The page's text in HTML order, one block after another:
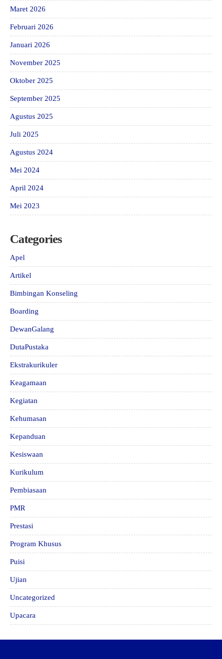
Maret 2026
Februari 2026
Januari 2026
November 2025
Oktober 2025
September 2025
Agustus 2025
Juli 2025
Agustus 2024
Mei 2024
April 2024
Mei 2023
Categories
Apel
Artikel
Bimbingan Konseling
Boarding
DewanGalang
DutaPustaka
Ekstrakurikuler
Keagamaan
Kegiatan
Kehumasan
Kepanduan
Kesiswaan
Kurikulum
Pembiasaan
PMR
Prestasi
Program Khusus
Puisi
Ujian
Uncategorized
Upacara